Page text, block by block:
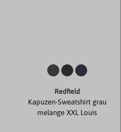
Redfield
Kapuzen-Sweatshirt grau
melange XXL Louis